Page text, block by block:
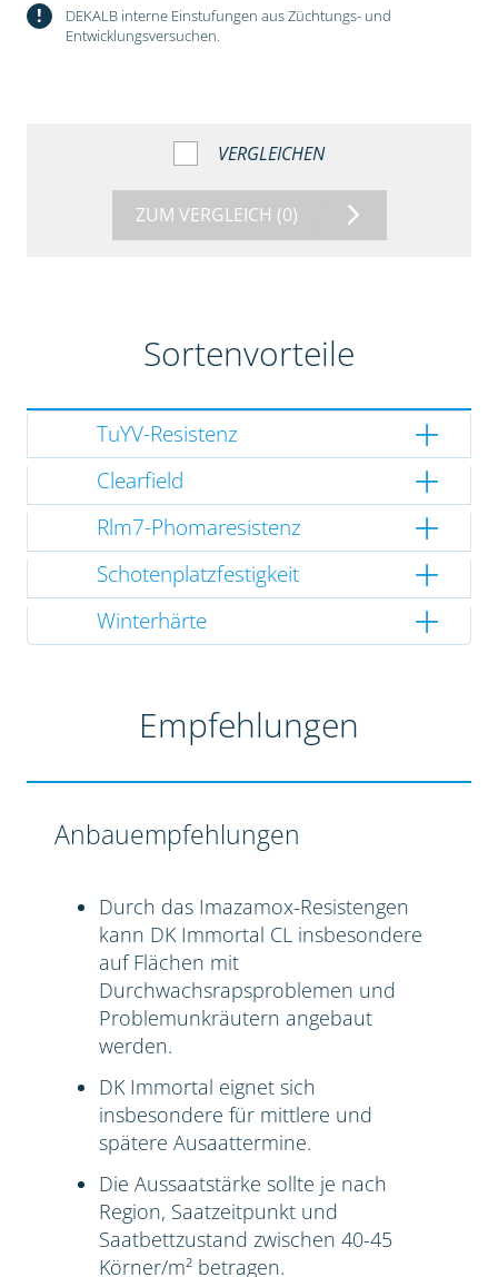
!
DEKALB interne Einstufungen aus Züchtungs- und
Entwicklungsversuchen.
VERGLEICHEN
ZUM VERGLEICH (0)
Sortenvorteile
TuYV-Resistenz
Clearfield
Rlm7-Phomaresistenz
Schotenplatzfestigkeit
Winterhärte
Empfehlungen
Anbauempfehlungen
Durch das Imazamox-Resistengen
kann DK Immortal CL insbesondere
auf Flächen mit
Durchwachsrapsproblemen und
Problemunkräutern angebaut
werden.
DK Immortal eignet sich
insbesondere für mittlere und
spätere Ausaattermine.
Die Aussaatstärke sollte je nach
Region, Saatzeitpunkt und
Saatbettzustand zwischen 40-45
Körner/m² betragen.